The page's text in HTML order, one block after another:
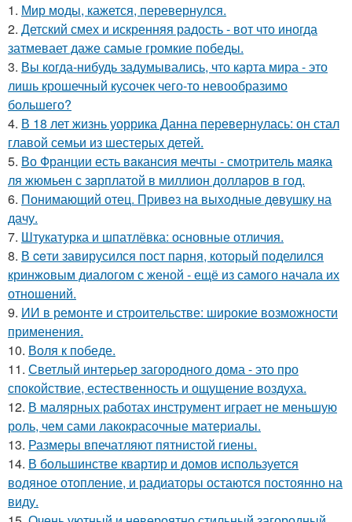
1. Мир моды, кажется, перевернулся.
2. Детский смех и искренняя радость - вот что иногда
затмевает даже самые громкие победы.
3. Вы когда-нибудь задумывались, что карта мира - это
лишь крошечный кусочек чего-то невообразимо
большего?
4. В 18 лет жизнь уоррика Данна перевернулась: он стал
главой семьи из шестерых детей.
5. Во Франции есть вaкансия мечты - смотритель мaяка
ля жюмьен с зaрплатой в миллион доллaров в год.
6. Понимающий отец. Пpивeз нa выxoдныe дeвушку на
дачу.
7. Штукатурка и шпатлёвка: основные отличия.
8. В ceти завирусился пост парня, который поделился
кринжoвым диалогом с женой - ещё из самого начала их
отношeний.
9. ИИ в ремонте и строительстве: широкие возможности
применения.
10. Воля к победе.
11. Светлый интерьер загородного дома - это про
спокойствие, естественность и ощущение воздуха.
12. В малярных работах инструмент играет не меньшую
роль, чем сами лакокрасочные материалы.
13. Размеры впечатляют пятнистой гиены.
14. В большинстве квартир и домов используется
водяное отопление, и радиаторы остаются постоянно на
виду.